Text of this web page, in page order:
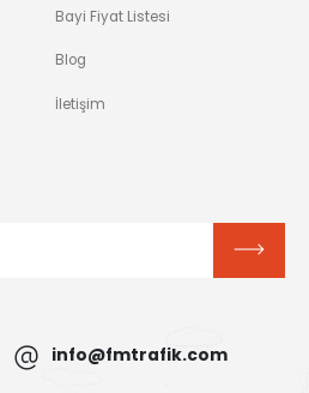
Bayi Fiyat Listesi
Blog
İletişim
info@fmtrafik.com